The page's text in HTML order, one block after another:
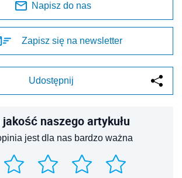
Napisz do nas
Zapisz się na newsletter
Udostępnij
naszego artykułu
jest dla nas bardzo ważna